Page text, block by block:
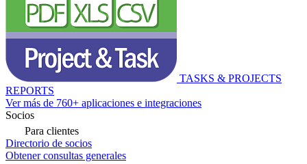
TASKS & PROJECTS
REPORTS
Ver más de 760+ aplicaciones e integraciones
Socios
Para clientes
Directorio de socios
Obtener consultas generales